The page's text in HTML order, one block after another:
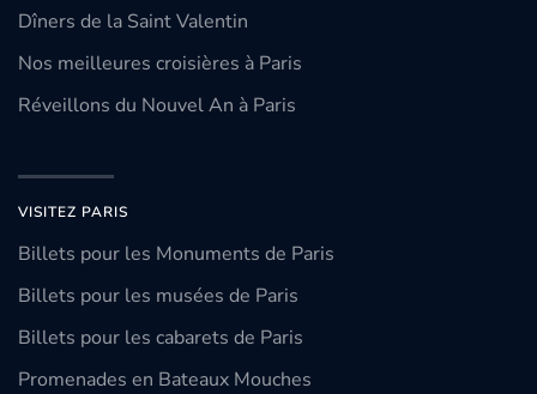
Dîners de la Saint Valentin
Nos meilleures croisières à Paris
Réveillons du Nouvel An à Paris
VISITEZ PARIS
Billets pour les Monuments de Paris
Billets pour les musées de Paris
Billets pour les cabarets de Paris
Promenades en Bateaux Mouches